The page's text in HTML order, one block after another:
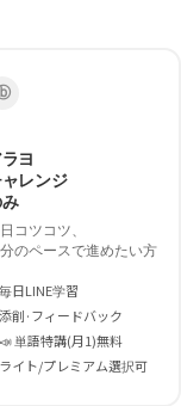
ヨ
レンジ
コツコツ、
のペースで進めたい方
毎日LINE学習
添削·フィードバック
📣 単語特講(月1)無料
ライト/プレミアム選択可